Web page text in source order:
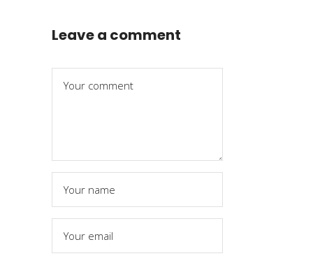
Leave a comment